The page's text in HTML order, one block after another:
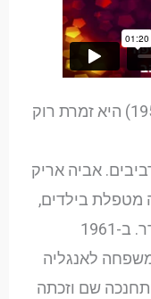
דפנה ארמוני (נולדה ב-13 במרץ 1956) היא זמרת רוק
1956 בקיבוץ רביבים. אביה אריק
מטפלת בילדים,
אחותם של משה חובב וראומה אלדר. ב-1961
לאנגליה
שם וזכתה